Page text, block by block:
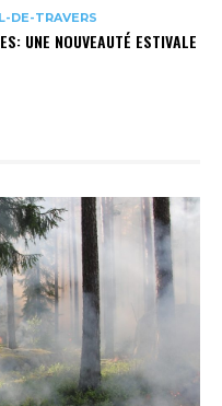
DE-TRAVERS
UNE NOUVEAUTÉ ESTIVALE